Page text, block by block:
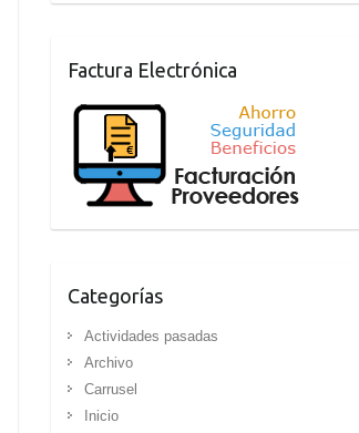
Factura Electrónica
Categorías
Actividades pasadas
Archivo
Carrusel
Inicio